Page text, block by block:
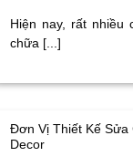
Hiện nay, rất nhiều
chữa [...]
Đơn Vị Thiết Kế Sửa
Decor